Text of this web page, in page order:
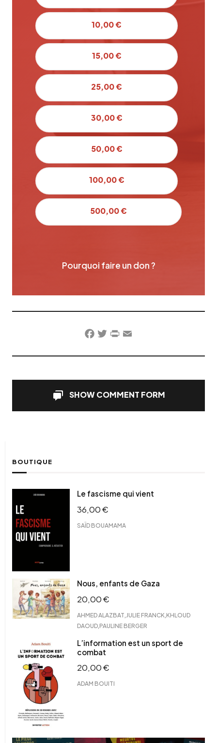
10,00 €
15,00 €
25,00 €
30,00 €
50,00 €
100,00 €
500,00 €
Pourquoi faire un don ?
Facebook
TwitterPrintFriendly
Email
SHOW COMMENT FORM
BOUTIQUE
Le fascisme qui vient
36,00€
SAÏD BOUAMAMA
Nous, enfants de Gaza
20,00€
AHMED ALAZBAT JULIE FRANCK KHLOUD
DAOUD PAULINE BERGER
L’information est un sport de
combat
20,00€
ADAM BOUITI